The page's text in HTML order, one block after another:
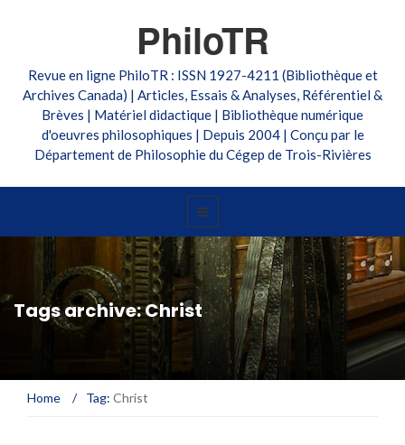
PhiloTR
Revue en ligne PhiloTR : ISSN 1927-4211 (Bibliothèque et
Archives Canada) | Articles, Essais & Analyses, Référentiel &
Brèves | Matériel didactique | Bibliothèque numérique
d'oeuvres philosophiques | Depuis 2004 | Conçu par le
Département de Philosophie du Cégep de Trois-Rivières
Tags archive: Christ
Home / Tag: Christ